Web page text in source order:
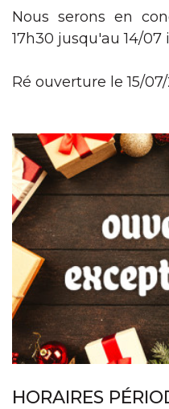
Nous serons en
17h30 jusqu'au 14/07
Ré ouverture le 15/
HORAIRES